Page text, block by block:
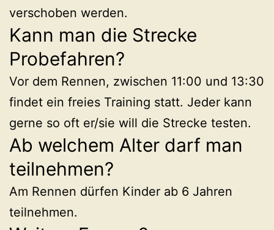
verschoben werden.
Kann man die Strecke
Probefahren?
Vor dem Rennen, zwischen 11:00 und 13:30
findet ein freies Training statt. Jeder kann
gerne so oft er/sie will die Strecke testen.
Ab welchem Alter darf man
teilnehmen?
Am Rennen dürfen Kinder ab 6 Jahren
teilnehmen.